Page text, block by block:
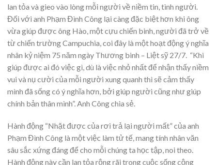
lan tỏa và gieo vào lòng mỗi người về niềm tin, tình người.
Đối với anh Phạm Đình Công lại càng đặc biệt hơn khi ông
vừa giúp được ông Hào, một cựu chiến binh, người đã trở về
từ chiến trường Campuchia, coi đây là một hoạt động ý nghĩa
nhân kỷ niệm 75 năm ngày Thương binh – Liệt sỹ 27/7. “Khi
giúp được ai đó việc gì, dù là việc nhỏ nhất để nhận thấy niềm
vui và nụ cười của mỗi người xung quanh thì sẽ cảm thấy
mình đã sống có ý nghĩa hơn, bởi giúp người cũng như giúp
chính bản thân mình”. Anh Công chia sẻ.
Hành động “Nhặt được của rơi trả lại người mất” của anh
Phạm Đình Công là một việc làm tử tế, mang tính nhân văn
sâu sắc xứng đáng để cho mỗi chúng ta học tập, noi theo.
Hành động này cần lan tỏa rộng rãi trong cuộc sống cộng